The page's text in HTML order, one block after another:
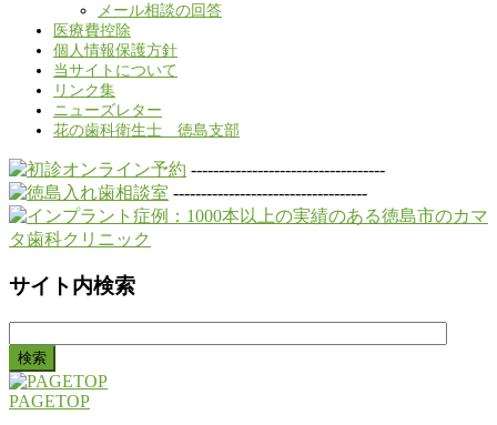
メール相談の回答
医療費控除
個人情報保護方針
当サイトについて
リンク集
ニューズレター
花の歯科衛生士 徳島支部
-----------------------------------
-----------------------------------
サイト内検索
索:
PAGETOP